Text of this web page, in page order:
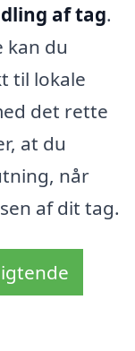
af tag.
kan du
til lokale
det rette
at du
når
af dit tag.